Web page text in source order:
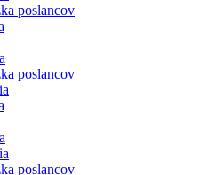
poslancov
poslancov
poslancov